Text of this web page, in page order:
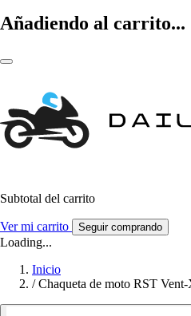
Añadiendo al carrito...
Subtotal del carrito
Ver mi carrito Seguir comprando
Loading...
Inicio
/ Chaqueta de moto RST